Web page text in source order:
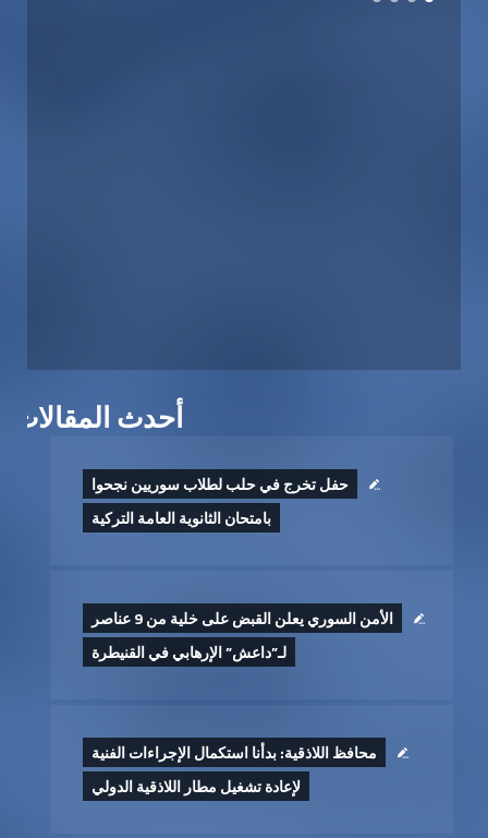
أحدث المقالات
حفل تخرج في حلب لطلاب سوريين نجحوا
بامتحان الثانوية العامة التركية
الأمن السوري يعلن القبض على خلية من 9 عناصر
لـ”داعش” الإرهابي في القنيطرة
محافظ اللاذقية: بدأنا استكمال الإجراءات الفنية
لإعادة تشغيل مطار اللاذقية الدولي